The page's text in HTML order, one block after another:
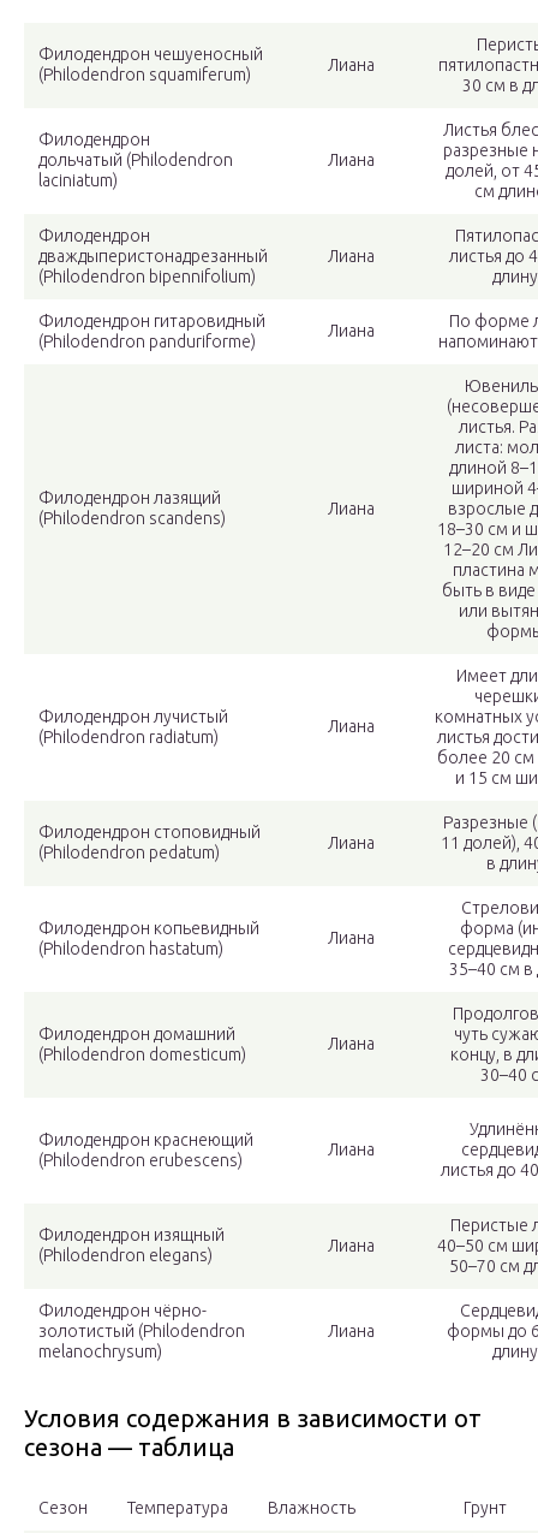
Филодендрон чешуеносный
(Philodendron squamiferum)
Лиана
30 см в
Филодендрон
дольчатый (Philodendron
laciniatum)
Лиана
Листья
разрезные
долей, от
см
Филодендрон
дваждыперистонадрезанный
(Philodendron bipennifolium)
Лиана
листья до
Филодендрон гитаровидный
(Philodendron panduriforme)
Лиана
По форме
напоминают
Филодендрон лазящий
(Philodendron scandens)
Лиана
листья.
листа:
длиной
шириной
взрослые
18–30 см и
12–20 см
пластина
быть в виде
или
Филодендрон лучистый
(Philodendron radiatum)
Лиана
Имеет
комнатных
листья
более 20 см
и 15 см
Филодендрон стоповидный
(Philodendron pedatum)
Лиана
Разрезные
11 долей),
в
Филодендрон копьевидный
(Philodendron hastatum)
Лиана
форма
35–40 см в
Филодендрон домашний
(Philodendron domesticum)
Лиана
чуть
концу, в
30–40
Филодендрон краснеющий
(Philodendron erubescens)
Лиана
листья до
Филодендрон изящный
(Philodendron elegans)
Лиана
Перистые
40–50 см
50–70 см
Филодендрон чёрно-
золотистый (Philodendron
melanochrysum)
Лиана
формы до
Условия содержания в зависимости от
сезона — таблица
Сезон Температура Влажность Грунт